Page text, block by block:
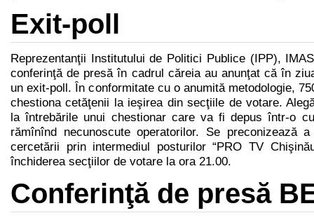
Exit-poll
Reprezentanţii Institutului de Politici Publice (IPP),
conferinţă de presă în cadrul căreia au anunţat că în
un exit-poll. În conformitate cu o anumită metodologie,
chestiona cetăţenii la ieşirea din secţiile de votare.
la întrebările unui chestionar care va fi depus într-o
rămînînd necunoscute operatorilor. Se preconizează
cercetării prin intermediul posturilor “PRO TV
închiderea secţiilor de votare la ora 21.00.
Conferinţă de presă